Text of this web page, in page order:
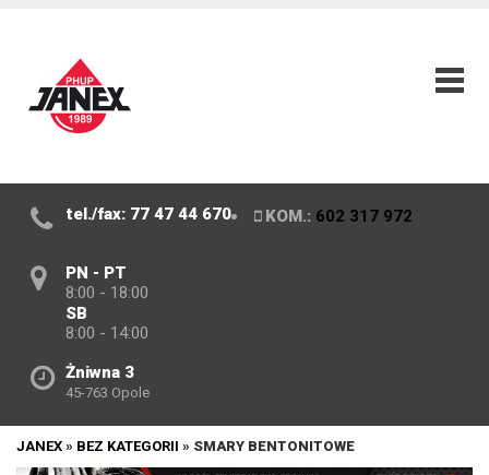
tel./fax: 77 47 44 670 KOM.: 602 317 972
PN - PT
8:00 - 18:00
SB
8:00 - 14:00
Żniwna 3
45-763 Opole
JANEX » BEZ KATEGORII » SMARY BENTONITOWE